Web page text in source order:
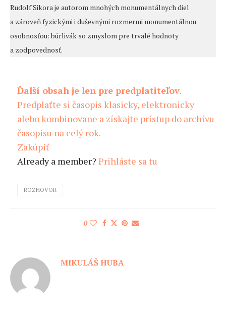
Rudolf Sikora je autorom mnohých monumentálnych diel
a zároveň fyzickými i duševnými rozmermi monumentálnou
osobnosťou: búrlivák so zmyslom pre trvalé hodnoty
a zodpovednosť.
Ďalší obsah je len pre predplatiteľov.
Predplaťte si časopis klasicky, elektronicky
alebo kombinovane a získajte prístup do archívu
časopisu na celý rok.
Zakúpiť
Already a member? Prihláste sa tu
ROZHOVOR
0
MIKULÁŠ HUBA